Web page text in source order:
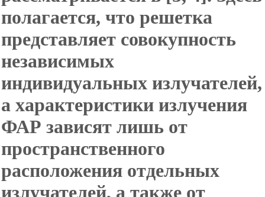
полагается, что решетка
представляет совокупность
независимых
индивидуальных излучателей,
а характеристики излучения
ФАР зависят лишь от
пространственного
расположения отдельных
излучателей, а также от